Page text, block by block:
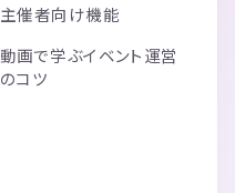
主催者向け機能
動画で学ぶイベント運営
のコツ